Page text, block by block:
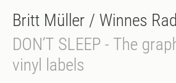
Britt Müller / Winnes
DON’T SLEEP - The
vinyl labels